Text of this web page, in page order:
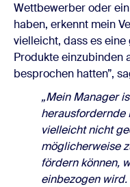
Wettbewerber oder
haben, erkennt mein
vielleicht, dass es
Produkte einzubinden
besprochen hatten”,
„Mein Manager
herausfordernde
vielleicht nicht
möglicherweise
fördern können,
einbezogen